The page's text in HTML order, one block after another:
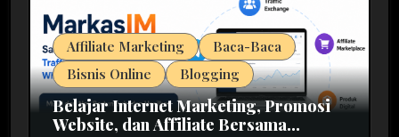
Affiliate Marketing
Baca-Baca
Bisnis Online
Blogging
Belajar Internet Marketing, Promosi
Website, dan Affiliate Bersama